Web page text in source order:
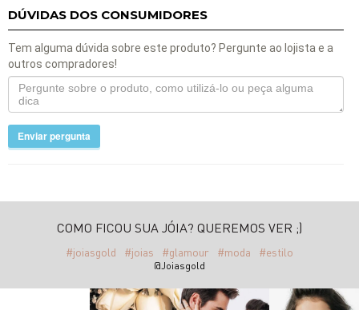
DÚVIDAS DOS CONSUMIDORES
Tem alguma dúvida sobre este produto? Pergunte ao lojista e a
outros compradores!
Enviar pergunta
COMO FICOU SUA JÓIA? QUEREMOS VER ;)
#joiasgold #joias #glamour #moda #estilo
@Joiasgold